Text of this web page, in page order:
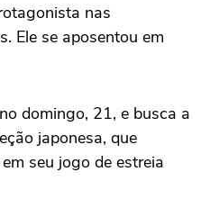
nas
Ele se aposentou em
domingo, 21, e busca a
japonesa, que
seu jogo de estreia